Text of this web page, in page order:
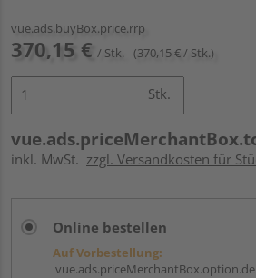
vue.ads.buyBox.price.rrp
370,15 € / Stk. (370,15 € / Stk.)
Stk.
inkl. MwSt. zzgl. Versandkosten für
Online bestellen
Auf Vorbestellung: